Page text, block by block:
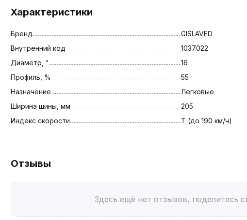
Характеристики
Бренд
GISLAVED
Внутренний код
1037022
Диаметр, "
16
Профиль, %
55
Назначение
Легковые
Ширина шины, мм
205
Индекс скорости
T (до 190 км/ч)
Отзывы
Здесь ещё нет отзывов, поделитесь